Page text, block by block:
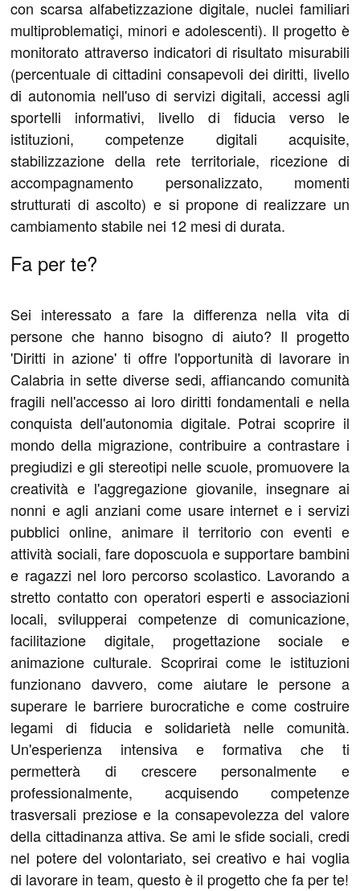
con scarsa alfabetizzazione digitale, nuclei familiari
multiproblematiçi, minori e adolescenti). Il progetto è
monitorato attraverso indicatori di risultato misurabili
(percentuale di cittadini consapevoli dei diritti, livello
di autonomia nell'uso di servizi digitali, accessi agli
sportelli informativi, livello di fiducia verso le
istituzioni, competenze digitali acquisite,
stabilizzazione della rete territoriale, ricezione di
accompagnamento personalizzato, momenti
strutturati di ascolto) e si propone di realizzare un
cambiamento stabile nei 12 mesi di durata.
Fa per te?
Sei interessato a fare la differenza nella vita di
persone che hanno bisogno di aiuto? Il progetto
'Diritti in azione' ti offre l'opportunità di lavorare in
Calabria in sette diverse sedi, affiancando comunità
fragili nell'accesso ai loro diritti fondamentali e nella
conquista dell'autonomia digitale. Potrai scoprire il
mondo della migrazione, contribuire a contrastare i
pregiudizi e gli stereotipi nelle scuole, promuovere la
creatività e l'aggregazione giovanile, insegnare ai
nonni e agli anziani come usare internet e i servizi
pubblici online, animare il territorio con eventi e
attività sociali, fare doposcuola e supportare bambini
e ragazzi nel loro percorso scolastico. Lavorando a
stretto contatto con operatori esperti e associazioni
locali, svilupperai competenze di comunicazione,
facilitazione digitale, progettazione sociale e
animazione culturale. Scoprirai come le istituzioni
funzionano davvero, come aiutare le persone a
superare le barriere burocratiche e come costruire
legami di fiducia e solidarietà nelle comunità.
Un'esperienza intensiva e formativa che ti
permetterà di crescere personalmente e
professionalmente, acquisendo competenze
trasversali preziose e la consapevolezza del valore
della cittadinanza attiva. Se ami le sfide sociali, credi
nel potere del volontariato, sei creativo e hai voglia
di lavorare in team, questo è il progetto che fa per te!